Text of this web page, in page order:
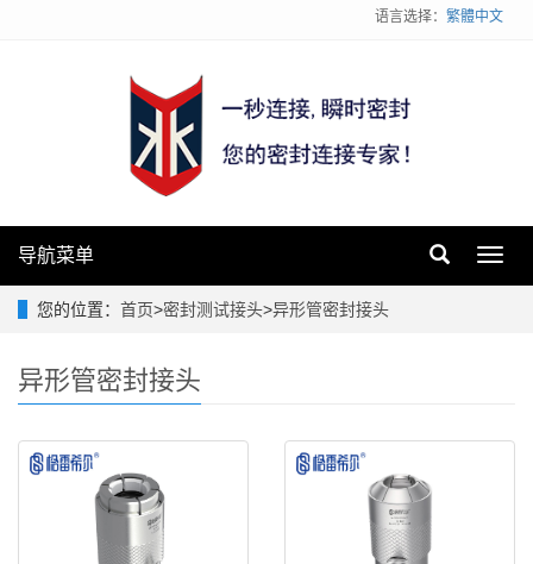
语言选择： 繁體中文
导航菜单
您的位置： 首页>密封测试接头>异形管密封接头
异形管密封接头